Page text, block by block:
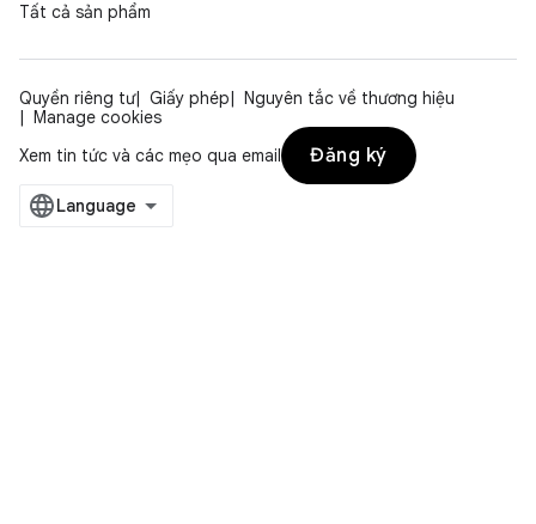
Tất cả sản phẩm
Quyền riêng tư Giấy phép
Nguyên tắc về thương hiệu
Manage cookies
Xem tin tức và các mẹo qua email
Đăng ký